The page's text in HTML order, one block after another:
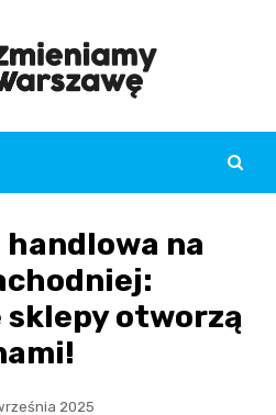
na
sklepy otworzą
2025